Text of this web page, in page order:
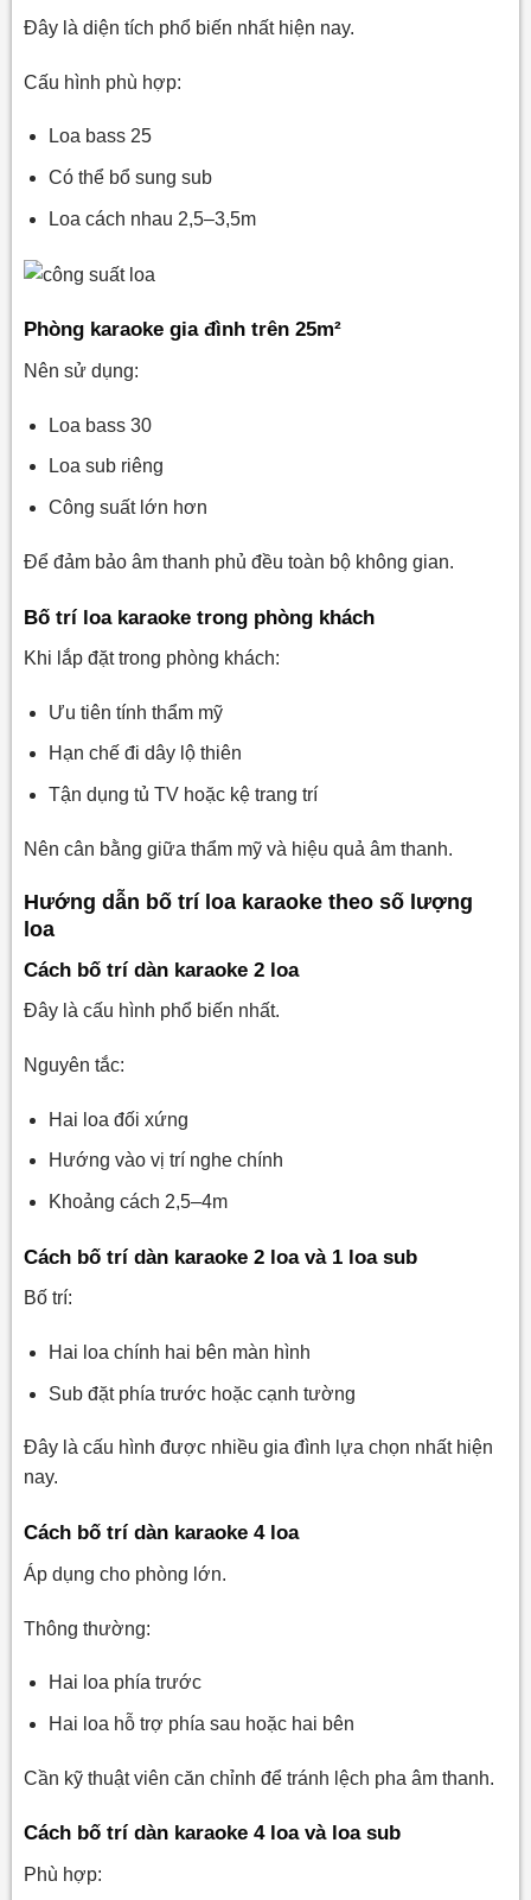
Đây là diện tích phổ biến nhất hiện nay.
Cấu hình phù hợp:
Loa bass 25
Có thể bổ sung sub
Loa cách nhau 2,5–3,5m
Phòng karaoke gia đình trên 25m²
Nên sử dụng:
Loa bass 30
Loa sub riêng
Công suất lớn hơn
Để đảm bảo âm thanh phủ đều toàn bộ không gian.
Bố trí loa karaoke trong phòng khách
Khi lắp đặt trong phòng khách:
Ưu tiên tính thẩm mỹ
Hạn chế đi dây lộ thiên
Tận dụng tủ TV hoặc kệ trang trí
Nên cân bằng giữa thẩm mỹ và hiệu quả âm thanh.
Hướng dẫn bố trí loa karaoke theo số lượng
loa
Cách bố trí dàn karaoke 2 loa
Đây là cấu hình phổ biến nhất.
Nguyên tắc:
Hai loa đối xứng
Hướng vào vị trí nghe chính
Khoảng cách 2,5–4m
Cách bố trí dàn karaoke 2 loa và 1 loa sub
Bố trí:
Hai loa chính hai bên màn hình
Sub đặt phía trước hoặc cạnh tường
Đây là cấu hình được nhiều gia đình lựa chọn nhất hiện
nay.
Cách bố trí dàn karaoke 4 loa
Áp dụng cho phòng lớn.
Thông thường:
Hai loa phía trước
Hai loa hỗ trợ phía sau hoặc hai bên
Cần kỹ thuật viên căn chỉnh để tránh lệch pha âm thanh.
Cách bố trí dàn karaoke 4 loa và loa sub
Phù hợp: